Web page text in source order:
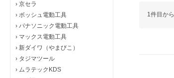
› 京セラ
› ボッシュ電動工具
› パナソニック電動工具
› マックス電動工具
› 新ダイワ（やまびこ）
› タジマツール
› ムラテックKDS
1件目か